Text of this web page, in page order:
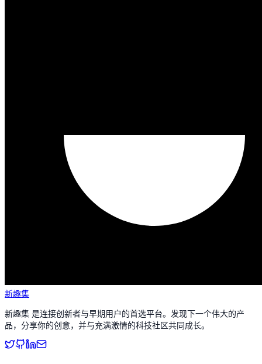
新趣集
新趣集 是连接创新者与早期用户的首选平台。发现下一个伟大的产
品，分享你的创意，并与充满激情的科技社区共同成长。